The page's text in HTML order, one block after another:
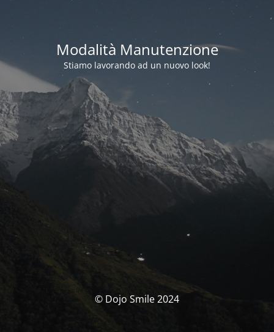
Modalità Manutenzione
Stiamo lavorando ad un nuovo look!
© Dojo Smile 2024